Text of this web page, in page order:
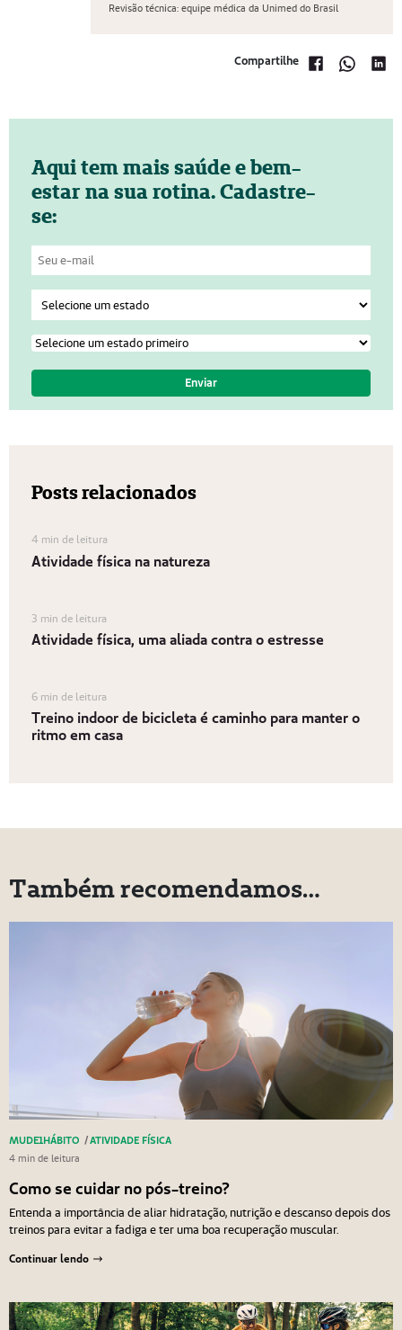
Revisão técnica: equipe médica da Unimed do Brasil
Compartilhe
Aqui tem mais saúde e bem-
estar na sua rotina. Cadastre-
se:
Posts relacionados
4 min de leitura
Atividade física na natureza
3 min de leitura
Atividade física, uma aliada contra o estresse
6 min de leitura
Treino indoor de bicicleta é caminho para manter o
ritmo em casa
Também recomendamos…
MUDE1HÁBITO /ATIVIDADE FÍSICA
4 min de leitura
Como se cuidar no pós-treino?
Entenda a importância de aliar hidratação, nutrição e descanso depois dos
treinos para evitar a fadiga e ter uma boa recuperação muscular.
Continuar lendo